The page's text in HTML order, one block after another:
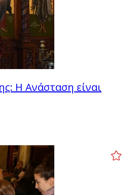
Η Ανάσταση είναι